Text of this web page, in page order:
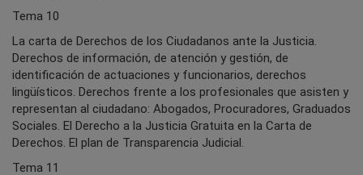
Tema 10
La carta de Derechos de los Ciudadanos ante la Justicia.
Derechos de información, de atención y gestión, de
identificación de actuaciones y funcionarios, derechos
lingüísticos. Derechos frente a los profesionales que asisten y
representan al ciudadano: Abogados, Procuradores, Graduados
Sociales. El Derecho a la Justicia Gratuita en la Carta de
Derechos. El plan de Transparencia Judicial.
Tema 11